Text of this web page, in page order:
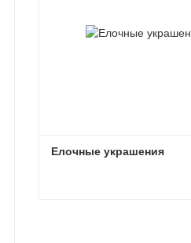
Елочные украшения